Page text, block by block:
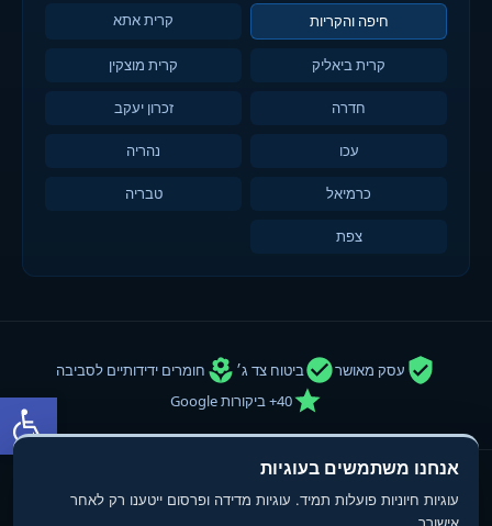
פתח
חיפה והקריות קרית אתא
קרית ביאליק קרית מוצקין
חדרה זכרון יעקב
עכו נהריה
כרמיאל טבריה
צפת
עסק מאושר ביטוח צד ג׳
חומרים ידידותיים לסביבה
40+ ביקורות Google
תנאי שימוש מדיניות פרטיות הצהרת נגישות
אנחנו משתמשים בעוגיות
עוגיות חיוניות פועלות תמיד. עוגיות מדידה ופרסום ייטענו רק לאחר